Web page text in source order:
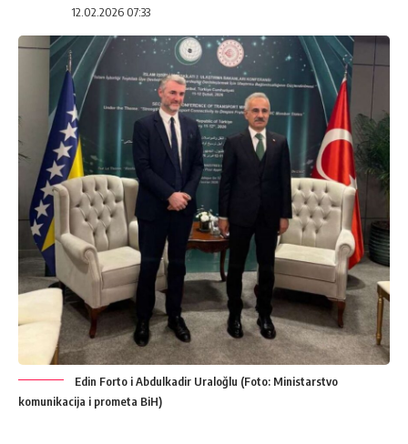
12.02.2026 07:33
Edin Forto i Abdulkadir Uraloğlu (Foto: Ministarstvo
komunikacija i prometa BiH)